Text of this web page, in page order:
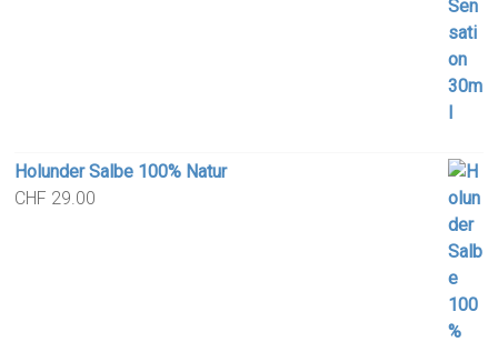
Holunder Salbe 100% Natur
CHF 29.00